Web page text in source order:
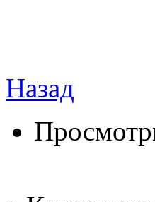
Назад